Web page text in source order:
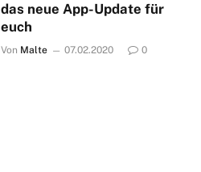
das neue App-Update für
euch
Von Malte 07.02.2020 0